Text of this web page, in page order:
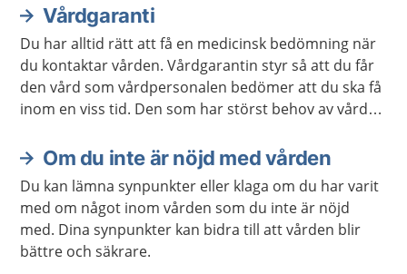
Vårdgaranti
Du har alltid rätt att få en medicinsk bedömning när
du kontaktar vården. Vårdgarantin styr så att du får
den vård som vårdpersonalen bedömer att du ska få
inom en viss tid. Den som har störst behov av vård
Om du inte är nöjd med vården
Du kan lämna synpunkter eller klaga om du har varit
med om något inom vården som du inte är nöjd
med. Dina synpunkter kan bidra till att vården blir
bättre och säkrare.